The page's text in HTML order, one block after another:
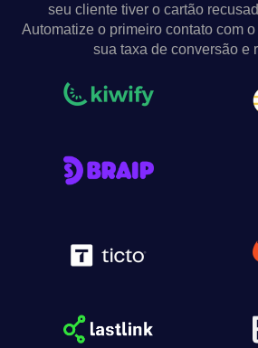
seu cliente tiver o cartão
Automatize o primeiro contato com
sua taxa de conversão e